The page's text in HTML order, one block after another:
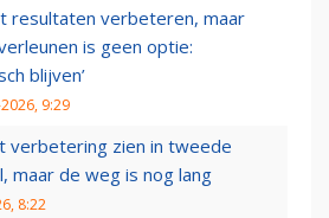
resultaten verbeteren, maar
is geen optie:
blijven’
9:29
verbetering zien in tweede
maar de weg is nog lang
8:22